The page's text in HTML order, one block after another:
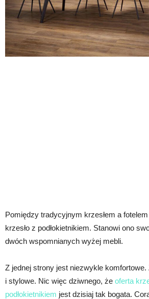
Pomiędzy tradycyjnym krzesłem a
krzesło z podłokietnikiem. Stanowi ono
dwóch wspomnianych wyżej mebli.
Z jednej strony jest niezwykle komfortowe.
i stylowe. Nic więc dziwnego, że oferta
podłokietnikiem jest dzisiaj tak bogata.